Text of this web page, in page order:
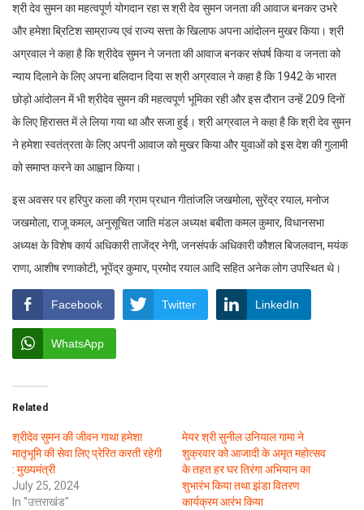
श्री देव सुमन का महत्वपूर्ण योगदान रहा स श्री देव सुमन जनता की आवाज बनकर उभरे
और हमेशा ब्रिटिश साम्राज्य एवं राज्य सत्ता के खिलाफ अपना आंदोलन मुखर किया। श्री
अग्रवाल ने कहा है कि श्रीदेव सुमन ने जनता की आवाज बनकर संघर्ष किया व जनता को
न्याय दिलाने के लिए अपना बलिदान दिया स श्री अग्रवाल ने कहा है कि 1942 के भारत
छोड़ो आंदोलन में भी श्रीदेव सुमन की महत्वपूर्ण भूमिका रही और इस दौरान उन्हें 209 दिनों
के लिए हिरासत में ले लिया गया था और सजा हुई। श्री अग्रवाल ने कहा है कि श्री देव सुमन
ने हमेशा स्वतंत्रता के लिए अपनी आवाज को मुखर किया और युवाओं को इस देश की गुलामी
को समाप्त करने का आह्वान किया।
इस अवसर पर हरिपुर कला की ग्राम प्रधान गीतांजलि जखमोला, सुरेंद्र रयाल, मनोज
जखमोला, राजू कमल, अनुसूचित जाति मंडल अध्यक्ष बबीता कमल कुमार, विधानसभा
अध्यक्ष के विशेष कार्य अधिकारी ताजेंद्र नेगी, जनसंपर्क अधिकारी कौशल बिजलवान, मयंक
राणा, आशीष रणाकोटी, भूपेंद्र कुमार, प्रमोद रयाल आदि सहित अनेक लोग उपस्थित थे।
Facebook Twitter LinkedIn
WhatsApp
Related
श्रीदेव सुमन की जीवन गाथा हमेशा
मातृभूमि की सेवा लिए प्रेरित करती रहेगी
: मुख्यमंत्री
July 25, 2024
In "उत्तराखंड"
मेयर श्री सुनील उनियाल गामा ने
शुक्रवार को आजादी के अमृत महोत्सव
के तहत हर घर तिरंगा अभियान का
शुभारंभ किया तथा झंडा वितरण
कार्यक्रम आरंभ किया